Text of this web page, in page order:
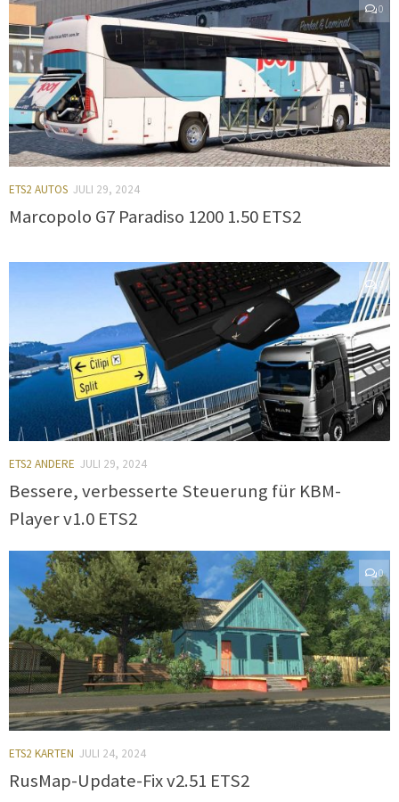
0
ETS2 AUTOS JULI 29, 2024
Marcopolo G7 Paradiso 1200 1.50 ETS2
0
ETS2 ANDERE JULI 29, 2024
Bessere, verbesserte Steuerung für KBM-
Player v1.0 ETS2
0
ETS2 KARTEN JULI 24, 2024
RusMap-Update-Fix v2.51 ETS2